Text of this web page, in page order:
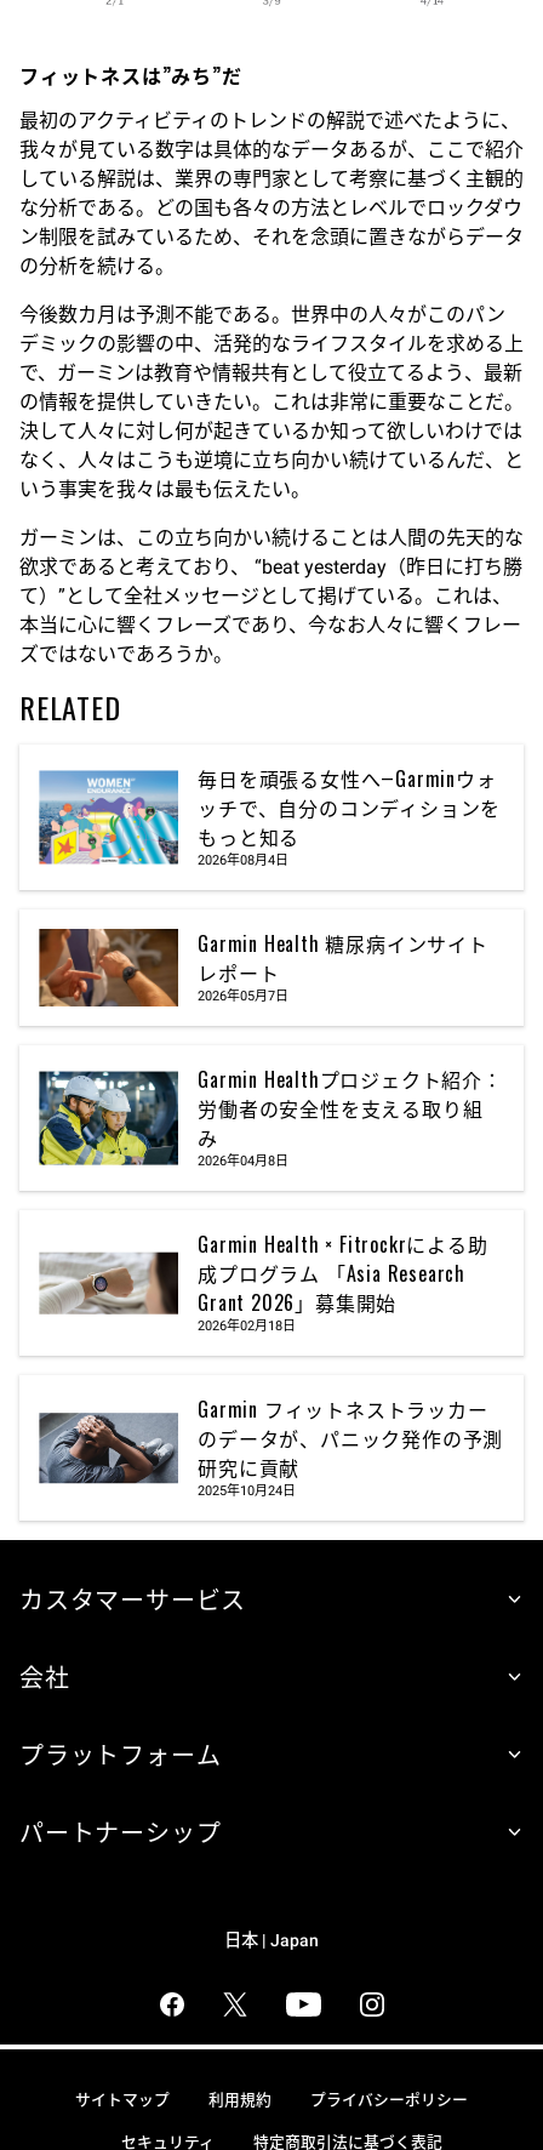
フィットネスは”みち”だ
最初のアクティビティのトレンドの解説で述べたように、
我々が見ている数字は具体的なデータあるが、ここで紹介
している解説は、業界の専門家として考察に基づく主観的
な分析である。どの国も各々の方法とレベルでロックダウ
ン制限を試みているため、それを念頭に置きながらデータ
の分析を続ける。
今後数カ月は予測不能である。世界中の人々がこのパン
デミックの影響の中、活発的なライフスタイルを求める上
で、ガーミンは教育や情報共有として役立てるよう、最新
の情報を提供していきたい。これは非常に重要なことだ。
決して人々に対し何が起きているか知って欲しいわけでは
なく、人々はこうも逆境に立ち向かい続けているんだ、と
いう事実を我々は最も伝えたい。
ガーミンは、この立ち向かい続けることは人間の先天的な
欲求であると考えており、 “beat yesterday（昨日に打ち勝
て）”として全社メッセージとして掲げている。これは、
本当に心に響くフレーズであり、今なお人々に響くフレー
ズではないであろうか。
RELATED
毎日を頑張る女性へ―Garminウォ
ッチで、自分のコンディションを
もっと知る
2026年08月4日
Garmin Health 糖尿病インサイト
レポート
2026年05月7日
Garmin Healthプロジェクト紹介：
労働者の安全性を支える取り組
み
2026年04月8日
Garmin Health × Fitrockrによる助
成プログラム 「Asia Research
Grant 2026」募集開始
2026年02月18日
Garmin フィットネストラッカー
のデータが、パニック発作の予測
研究に貢献
2025年10月24日
カスタマーサービス
会社
プラットフォーム
パートナーシップ
日本 | Japan
サイトマップ 利用規約 プライバシーポリシー
セキュリティ 特定商取引法に基づく表記